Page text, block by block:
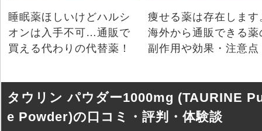
睡眠薬ほしいけどハルシ
オンは入手不可…通販で
買える代わりの代替薬！
痩せる薬は存在します
海外から通販できる薬
副作用や効果・注意点
タウリン パウダー1000mg (TAURINE
e Powder)の口コミ・評判・体験談